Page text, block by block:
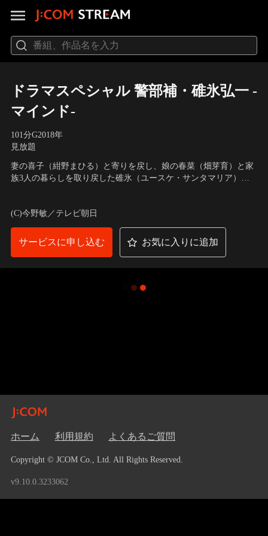
ドラマスペシャル 警部補・碓氷弘一 -
マインド-
101分G2018年
見放題
妻の喜子（紺野まひる）と寄りを戻し、娘の春菜（畑芽育）と家
族3人の暮らしを取り戻した碓氷（ユースケ・サンタマリア）。
矢先に係長の鈴木（佐野史郎）から召集の電話が入り…。都内で
不動産会社の管理職の男が刺殺され…。
郎
(C)今野敏／テレビ朝日
サービスに申し込む お気に入りに追加
ホーム 利用規約 よくあるご質問
Copyright © JCOM Co., Ltd. All Rights Reserved.
v9.10.0.3233062